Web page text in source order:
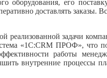
оборудования, его
доставлять
реализованной задачи
«1С:CRM ПРОФ», что
работы
внутренние процессы